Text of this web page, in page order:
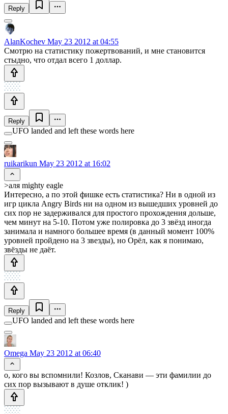
Reply
AlanKochev May 23 2012 at 04:55
Смотрю на статистику пожертвований, и мне становится
стыдно, что отдал всего 1 доллар.
Reply
UFO landed and left these words here
ruikarikun May 23 2012 at 16:02
>аля mighty eagle
Интересно, а по этой фишке есть статистика? Ни в одной из
игр цикла Angry Birds ни на одном из вышедших уровней до
сих пор не задерживался для простого прохождения дольше,
чем минут на 5-10. Потом уже полировка до 3 звёзд иногда
занимала и намного большее время (в данный момент 100%
уровней пройдено на 3 звезды), но Орёл, как я понимаю,
звёзды не даёт.
Reply
UFO landed and left these words here
Omega May 23 2012 at 06:40
о, кого вы вспомнили! Козлов, Сканави — эти фамилии до
сих пор вызывают в душе отклик! )